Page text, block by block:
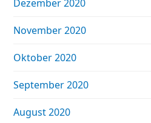
Dezember 2020
November 2020
Oktober 2020
September 2020
August 2020